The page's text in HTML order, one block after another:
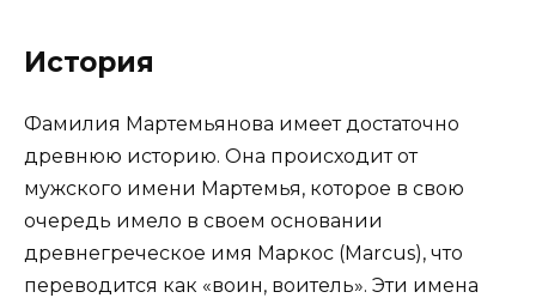
История
Фамилия Мартемьянова имеет достаточно
древнюю историю. Она происходит от
мужского имени Мартемья, которое в свою
очередь имело в своем основании
древнегреческое имя Маркос (Marcus), что
переводится как «воин, воитель». Эти имена